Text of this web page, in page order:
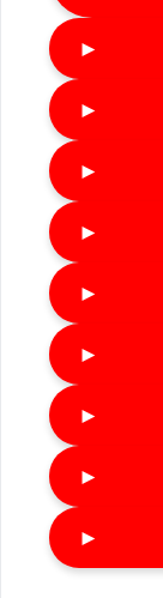
►
►
►
►
►
►
►
►
►